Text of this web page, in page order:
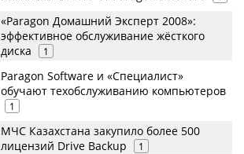
«Paragon Домашний Эксперт 2008»:
эффективное обслуживание жёсткого
диска
1
Paragon Software и «Специалист»
обучают техобслуживанию компьютеров
1
МЧС Казахстана закупило более 500
лицензий Drive Backup
1